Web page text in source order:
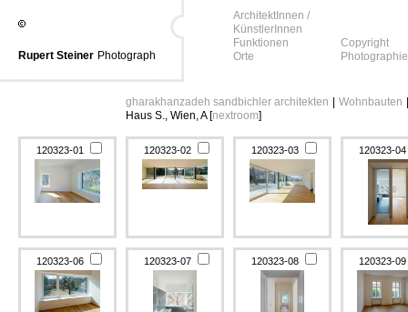
Rupert Steiner Photograph
ArchitektInnen /
KünstlerInnen
Funktionen
Orte
Copyright
Photographie
gharakhanzadeh sandbichler architekten Wohnbauten
Haus S., Wien, A [nextroom]
120323-01 120323-02 120323-03 120323-04
120323-06 120323-07 120323-08 120323-09